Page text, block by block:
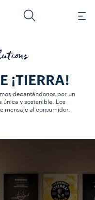
¡TIERRA!
decantándonos por un
única y sostenible. Los
mensaje al consumidor.